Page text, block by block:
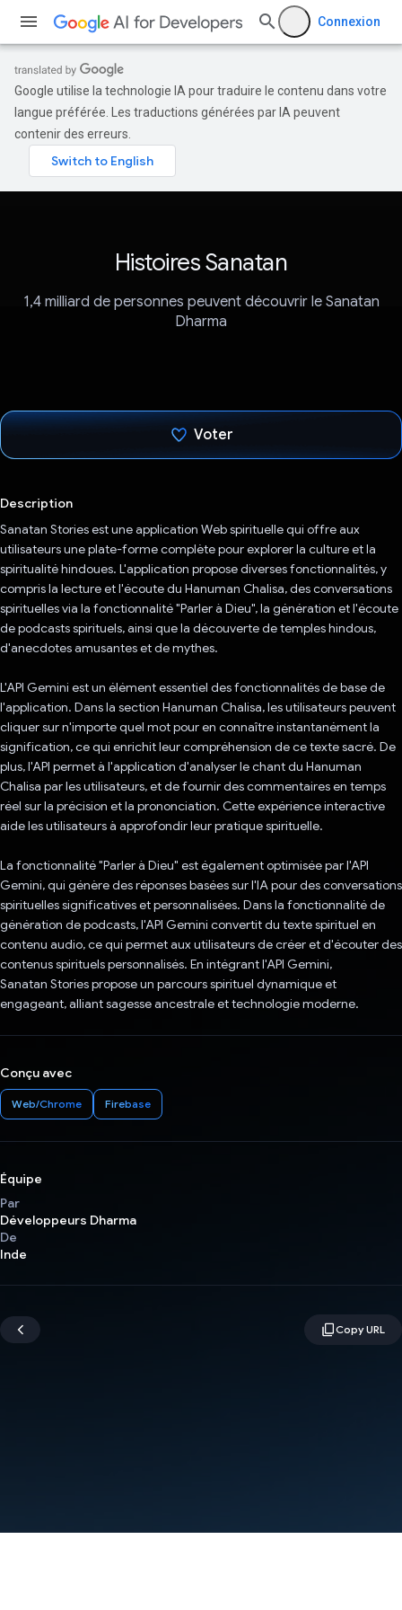
Connexion
Google utilise la technologie IA pour traduire le contenu dans votre
langue préférée. Les traductions générées par IA peuvent
contenir des erreurs.
Histoires Sanatan
1,4 milliard de personnes peuvent découvrir le Sanatan
Dharma
Voter
Description
Sanatan Stories est une application Web spirituelle qui offre aux
utilisateurs une plate-forme complète pour explorer la culture et la
spiritualité hindoues. L'application propose diverses fonctionnalités, y
compris la lecture et l'écoute du Hanuman Chalisa, des conversations
spirituelles via la fonctionnalité "Parler à Dieu", la génération et l'écoute
de podcasts spirituels, ainsi que la découverte de temples hindous,
d'anecdotes amusantes et de mythes.
L'API Gemini est un élément essentiel des fonctionnalités de base de
l'application. Dans la section Hanuman Chalisa, les utilisateurs peuvent
cliquer sur n'importe quel mot pour en connaître instantanément la
signification, ce qui enrichit leur compréhension de ce texte sacré. De
plus, l'API permet à l'application d'analyser le chant du Hanuman
Chalisa par les utilisateurs, et de fournir des commentaires en temps
réel sur la précision et la prononciation. Cette expérience interactive
aide les utilisateurs à approfondir leur pratique spirituelle.
La fonctionnalité "Parler à Dieu" est également optimisée par l'API
Gemini, qui génère des réponses basées sur l'IA pour des conversations
spirituelles significatives et personnalisées. Dans la fonctionnalité de
génération de podcasts, l'API Gemini convertit du texte spirituel en
contenu audio, ce qui permet aux utilisateurs de créer et d'écouter des
contenus spirituels personnalisés. En intégrant l'API Gemini,
Sanatan Stories propose un parcours spirituel dynamique et
engageant, alliant sagesse ancestrale et technologie moderne.
Conçu avec
Web/Chrome Firebase
Équipe
Par
Développeurs Dharma
De
Inde